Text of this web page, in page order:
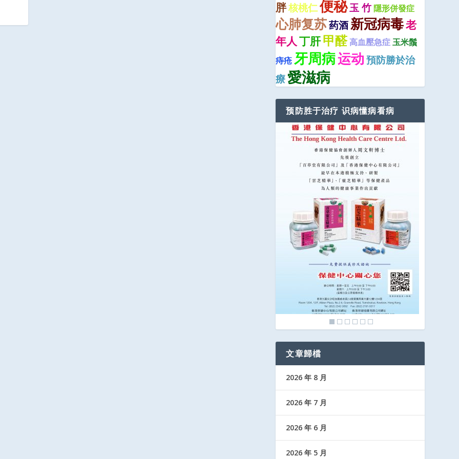
胖核桃仁便秘玉 竹隱形併發症
心肺复苏药酒新冠病毒老
年人丁肝甲醛高血壓急症玉米鬚
痔疮牙周病运动 預防勝於治
療愛滋病
预防胜于治疗 识病懂病看病
文章歸檔
2026 年 8 月
2026 年 7 月
2026 年 6 月
2026 年 5 月